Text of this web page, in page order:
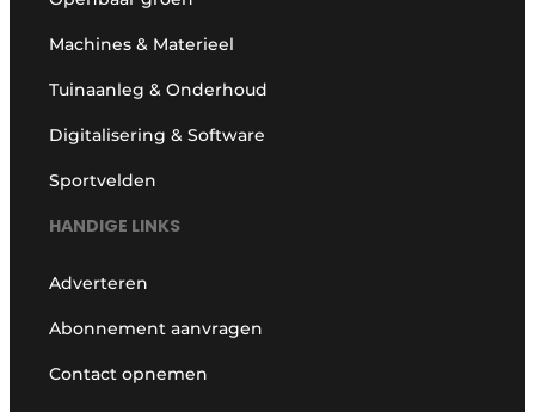
Machines & Materieel
Tuinaanleg & Onderhoud
Digitalisering & Software
Sportvelden
HANDIGE LINKS
Adverteren
Abonnement aanvragen
Contact opnemen